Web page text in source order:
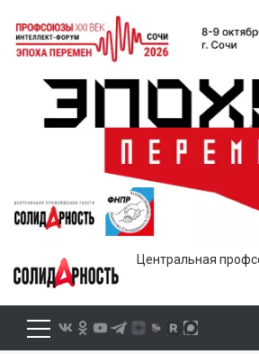
Центральная